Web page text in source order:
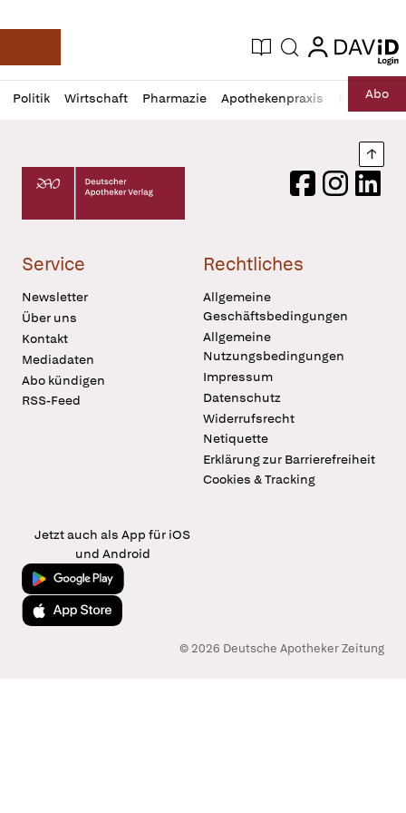
Deutsche Apotheker Zeitung
Aktuelle Ausgabe
Suche login
login
Politik Wirtschaft Pharmazie Apothekenpraxis RechtAbo
Profil
öffnen
Daz
Pur
Deutscher Apotheker Verlag Logo
FacebookInstagram
Service
Newsletter
Über uns
Kontakt
Mediadaten
Abo kündigen
RSS-Feed
Rechtliches
Allgemeine
Geschäftsbedingungen
Allgemeine
Nutzungsbedingungen
Impressum
Datenschutz
Widerrufsrecht
Netiquette
Erklärung zur Barrierefreiheit
Cookies & Tracking
Jetzt auch als App für iOS
und Android
Jetzt bei Google Play
Laden im App Store
© 2026 Deutsche Apotheker Zeitung